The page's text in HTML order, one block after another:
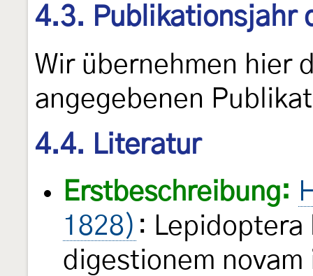
4.3. Publikationsjahr
Wir übernehmen hier
angegebenen
4.4. Literatur
Erstbeschreibung:
1828) :
digestionem